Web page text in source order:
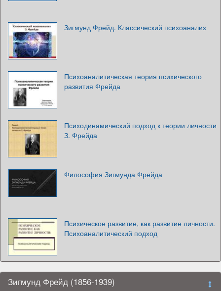
Зигмунд Фрейд. Классический психоанализ
Психоаналитическая теория психического
развития Фрейда
Психодинамический подход к теории личности
З. Фрейда
Философия Зигмунда Фрейда
Психическое развитие, как развитие личности.
Психоаналитический подход
Зигмунд Фрейд (1856-1939)